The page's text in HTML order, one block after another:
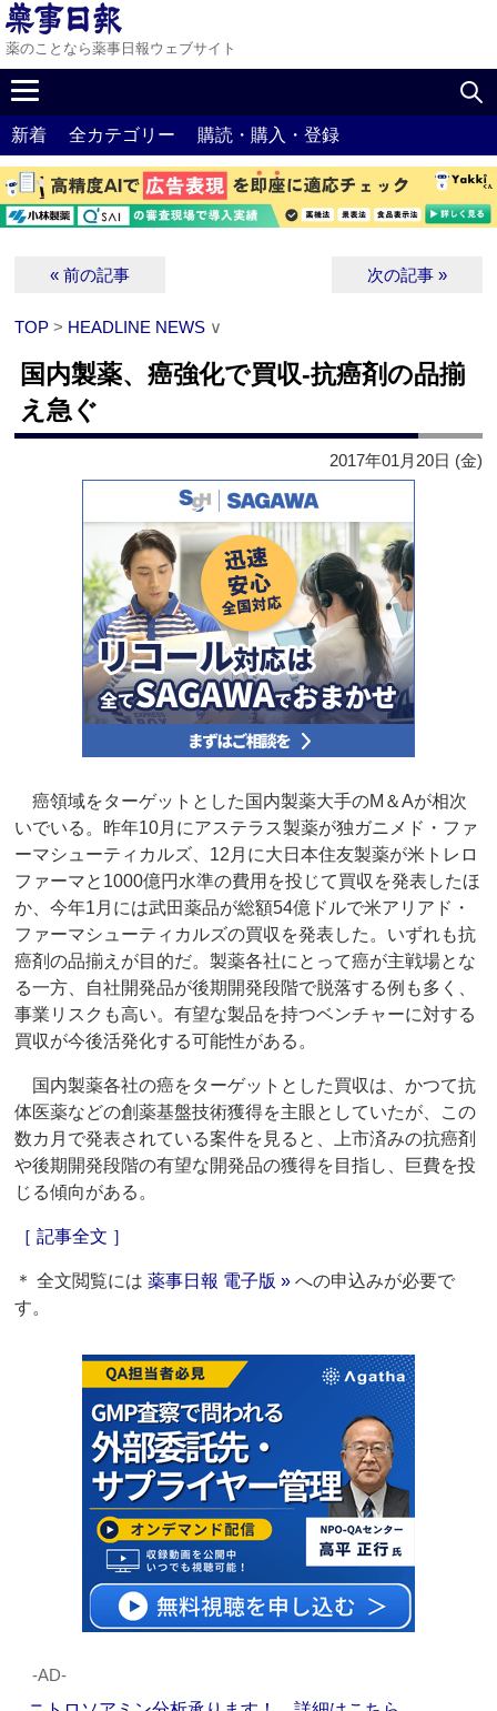
薬のことなら薬事日報ウェブサイト
新着 全カテゴリー 購読・購入・登録
« 前の記事 次の記事 »
TOP > HEADLINE NEWS ∨
国内製薬、癌強化で買収‐抗癌剤の品揃
え急ぐ
2017年01月20日 (金)
癌領域をターゲットとした国内製薬大手のM＆Aが相次
いでいる。昨年10月にアステラス製薬が独ガニメド・ファ
ーマシューティカルズ、12月に大日本住友製薬が米トレロ
ファーマと1000億円水準の費用を投じて買収を発表したほ
か、今年1月には武田薬品が総額54億ドルで米アリアド・
ファーマシューティカルズの買収を発表した。いずれも抗
癌剤の品揃えが目的だ。製薬各社にとって癌が主戦場とな
る一方、自社開発品が後期開発段階で脱落する例も多く、
事業リスクも高い。有望な製品を持つベンチャーに対する
買収が今後活発化する可能性がある。
国内製薬各社の癌をターゲットとした買収は、かつて抗
体医薬などの創薬基盤技術獲得を主眼としていたが、この
数カ月で発表されている案件を見ると、上市済みの抗癌剤
や後期開発段階の有望な開発品の獲得を目指し、巨費を投
じる傾向がある。
［ 記事全文 ］
＊ 全文閲覧には薬事日報 電子版 » への申込みが必要で
す。
‐AD‐